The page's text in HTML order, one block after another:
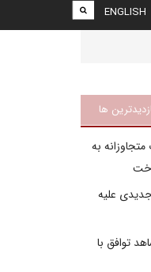
ENGLISH
ها
به
علیه
توافق با